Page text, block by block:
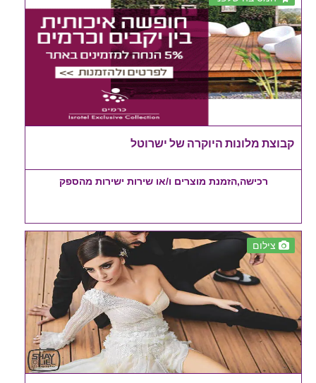
קבוצת מלונות היוקרה של ישרוטל
רכישה,הזמנת מוצרים ו/או שירות ישירות מהספק
צילום